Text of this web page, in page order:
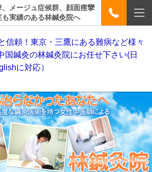
メージュ症候群、顔面痙攣
実績のある林鍼灸院へ
信頼！東京・三鷹にある難病など様々
国鍼灸の林鍼灸院にお任せ下さい(日
に対応）